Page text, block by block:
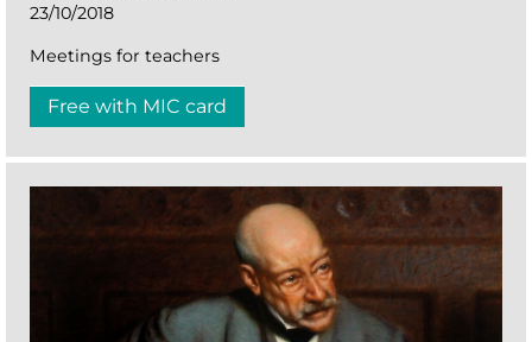
23/10/2018
Meetings for teachers
Free with MIC card